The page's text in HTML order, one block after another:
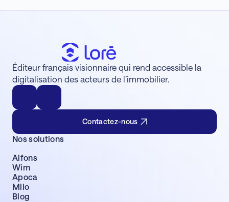
Éditeur français visionnaire qui rend accessible la
digitalisation des acteurs de l’immobilier.
Contactez-nous
Nos solutions
Alfons
Wim
Apoca
Milo
Blog